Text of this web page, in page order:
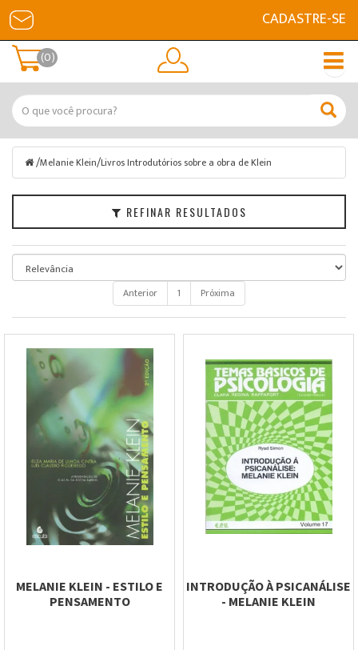
CADASTRE-SE
(0)
/Melanie Klein/Livros Introdutórios sobre a obra de Klein
REFINAR RESULTADOS
Filtrar
Melanie
Klein
Marcas
Faixa
Preço
Anterior 1 Próxima
MELANIE KLEIN - ESTILO E
PENSAMENTO
INTRODUÇÃO À PSICANÁLISE
- MELANIE KLEIN